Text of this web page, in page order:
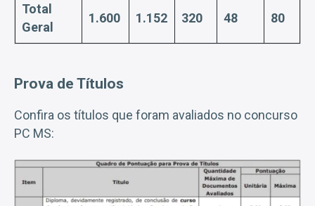
Total
Geral
1.600 1.152 320 48 80
Prova de Títulos
Confira os títulos que foram avaliados no concurso
PC MS: